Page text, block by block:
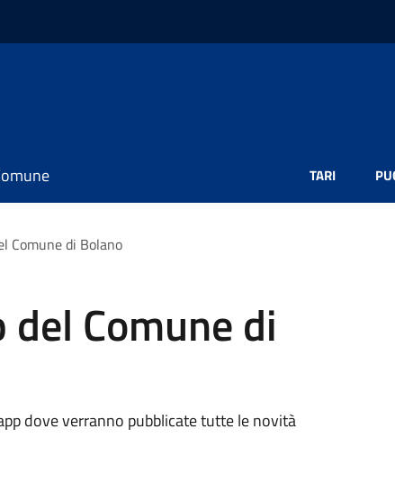
TARI
Comune di Bolano
Comune di
dove verranno pubblicate tutte le novità